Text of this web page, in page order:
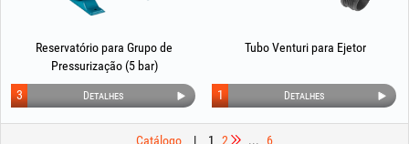
Reservatório para Grupo de
Pressurização (5 bar)
Detalhes
3
Tubo Venturi para Ejetor
Detalhes
1
Catálogo | 1 2 ... 6